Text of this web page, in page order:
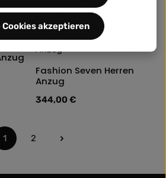
Regulärer Preis:
69,95 €
Fashion Seven Herren
Anzug
Regulärer Preis:
344,00 €
Seite
1
Seite
2
Cookies akzeptieren